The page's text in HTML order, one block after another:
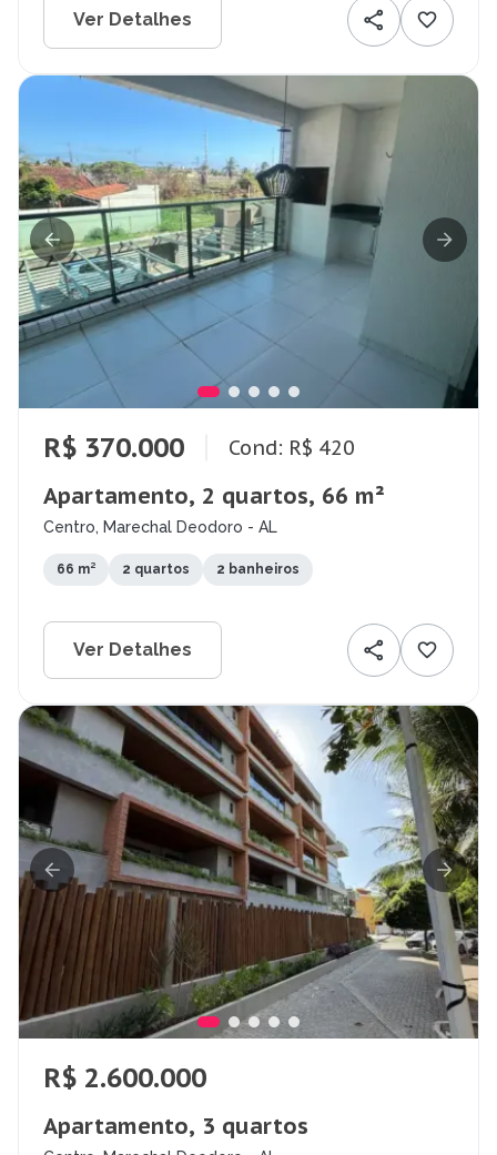
Ver Detalhes
R$ 370.000 Cond: R$ 420
Apartamento, 2 quartos, 66 m²
Centro, Marechal Deodoro - AL
66 m² 2 quartos 2 banheiros
Ver Detalhes
R$ 2.600.000
Apartamento, 3 quartos